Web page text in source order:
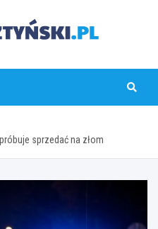
sprzedać na złom